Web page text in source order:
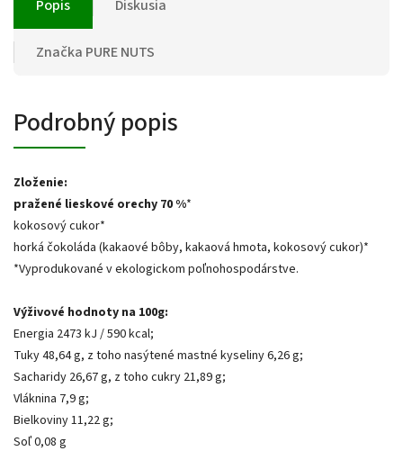
Popis Diskusia
Značka PURE NUTS
Podrobný popis
Zloženie:
pražené lieskové orechy 70 %*
kokosový cukor*
horká čokoláda (kakaové bôby, kakaová hmota, kokosový cukor)*
*Vyprodukované v ekologickom poľnohospodárstve.
Výživové hodnoty na 100g:
Energia 2473 kJ / 590 kcal;
Tuky 48,64 g, z toho nasýtené mastné kyseliny 6,26 g;
Sacharidy 26,67 g, z toho cukry 21,89 g;
Vláknina 7,9 g;
Bielkoviny 11,22 g;
Soľ 0,08 g